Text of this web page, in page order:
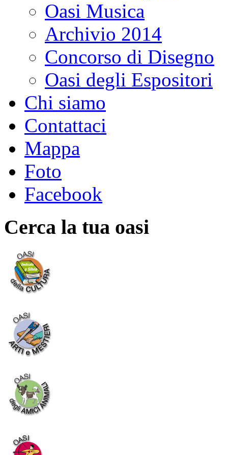
Oasi Musica
Archivio 2014
Concorso di Disegno
Oasi degli Espositori
Chi siamo
Contattaci
Mappa
Foto
Facebook
Cerca la tua oasi